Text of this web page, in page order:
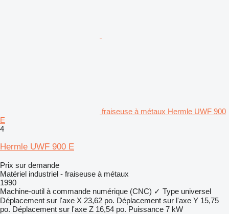
fraiseuse à métaux Hermle UWF 900
E
4
Hermle UWF 900 E
Prix sur demande
Matériel industriel - fraiseuse à métaux
1990
Machine-outil à commande numérique (CNC) ✓ Type universel
Déplacement sur l'axe X 23,62 po. Déplacement sur l'axe Y 15,75
po. Déplacement sur l'axe Z 16,54 po. Puissance 7 kW